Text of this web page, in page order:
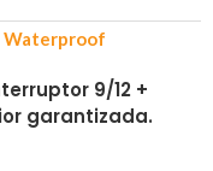
Waterproof
9/12 +
garantizada.